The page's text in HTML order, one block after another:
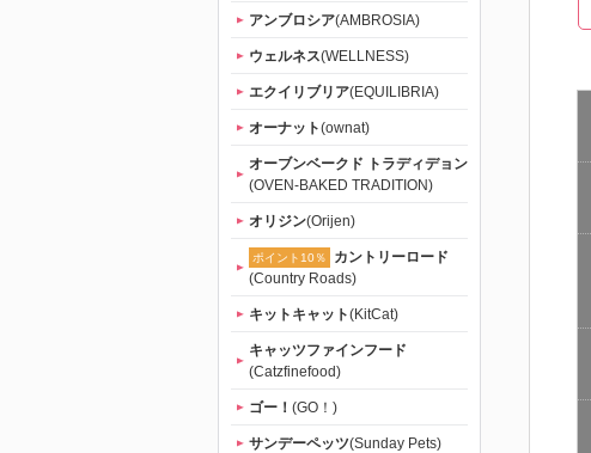
アンブロシア(AMBROSIA)
ウェルネス(WELLNESS)
エクイリブリア(EQUILIBRIA)
オーナット(ownat)
オーブンベークド トラディデョン
(OVEN-BAKED TRADITION)
オリジン(Orijen)
ポイント10％
カントリーロード
(Country Roads)
キットキャット(KitCat)
キャッツファインフード
(Catzfinefood)
ゴー！ (GO！)
サンデーペッツ(Sunday Pets)